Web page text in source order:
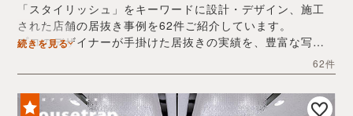
「スタイリッシュ」をキーワードに設計・デザイン、施工
された店舗の居抜き事例を62件ご紹介しています。
プロのデザイナーが手掛けた居抜きの実績を、豊富な写真
デザイン内装会社探しや費用感の把握など、「スタイリッ
シュ」の店舗イメージを固めるヒントとしてぜひお役立て
ください。
続きを見る
62件